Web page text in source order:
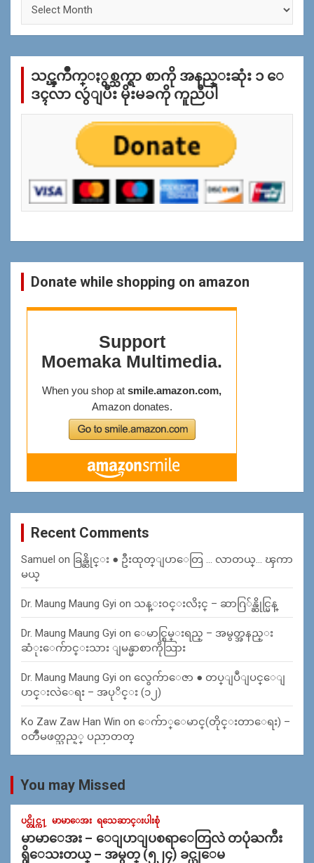
န္
သင္ၾကိဳက္ႏွစ္သက္ရာ စာကို အနည္းဆုံး ၁ ေ
ဒၚလာ လွဴျပီး မိုးမခကို ကူညီပါ
Donate while shopping on amazon
Recent Comments
Samuel on ခြန္ဆိုင္း ● ဦးထုတ္ျပာေတြ … လာတယ္… ၾကာ
မယ္
Dr. Maung Maung Gyi on သန္း၀င္းလိႈင္ – ဆာဂြ်န္ဆိုင္မြန္
Dr. Maung Maung Gyi on ေမာင္စြမ္းရည္ – အမွတ္အနည္း
ဆံုးေက်ာင္းသား ျမန္မာစာကိုသြား
Dr. Maung Maung Gyi on လွေက်ာေဇာ ● တပ္ျပဳျပင္ေျ
ပာင္းလဲေရး – အပုိင္း (၁၂)
Ko Zaw Zaw Han Win on ေက်ာ္ေမာင္(တိုင္းတာေရး) –
၀တၳဳမဖတ္သည့္ ပညာတတ္
You may Missed
ပင္တိုင္က႑ မာမာေအး ရသေဆာင္းပါးစုံ
မာမာေအး – ေျပာျပစရာေတြလဲ တပုံႀကီး
ရွိေသးတယ္ – အမွတ္ (၅၂၄) ခင္ယုေမ